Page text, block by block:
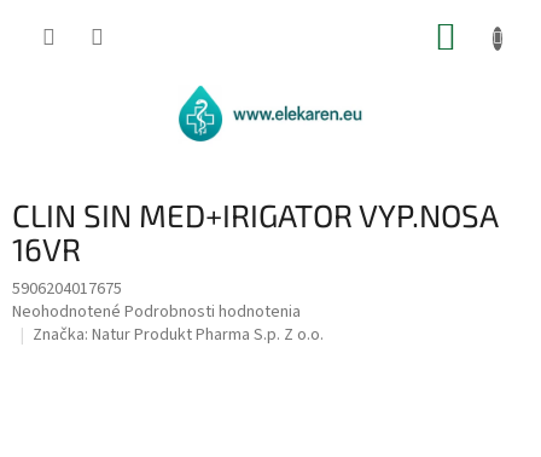
CLIN SIN MED+IRIGATOR VYP.NOSA
16VR
5906204017675
Priemerné
hodnotenie
Neohodnotené Podrobnosti hodnotenia
Značka: Natur Produkt Pharma S.p. Z o.o.